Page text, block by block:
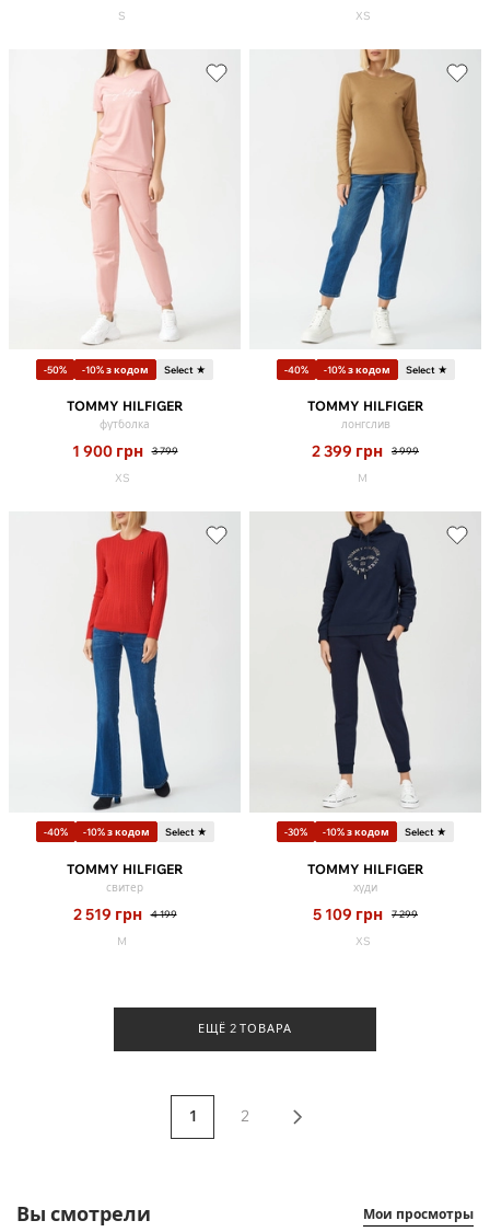
S XS
-50% -10% з кодом Select ★
TOMMY HILFIGER
футболка
1 900 грн 3 799
XS
-40% -10% з кодом Select ★
TOMMY HILFIGER
лонгслив
2 399 грн 3 999
M
-40% -10% з кодом Select ★
TOMMY HILFIGER
свитер
2 519 грн 4 199
M
-30% -10% з кодом Select ★
TOMMY HILFIGER
худи
5 109 грн 7 299
XS
ЕЩЁ 2 ТОВАРА
1 2
Вы смотрели Мои просмотры